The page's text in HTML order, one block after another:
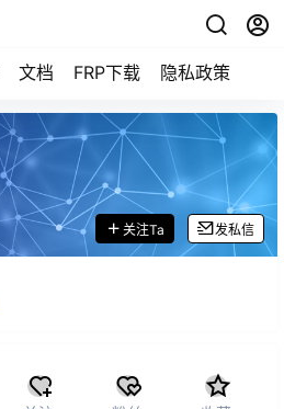
文档 FRP下载 隐私政策
关注Ta 发私信